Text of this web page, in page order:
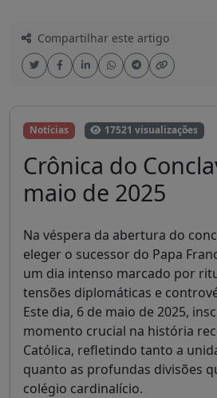
Compartilhar este artigo
Notícias 17521 visualizações
Crônica do
maio de 2025
Na véspera da abertura do
eleger o sucessor do Papa
um dia intenso marcado por
tensões diplomáticas e
Este dia, 6 de maio de 2025,
momento crucial na história
Católica, refletindo tanto a
quanto as profundas divisões
colégio cardinalício.